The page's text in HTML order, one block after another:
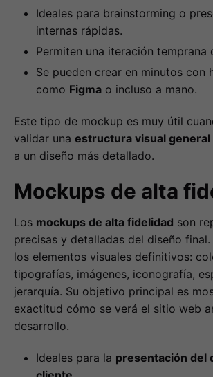
Ideales para brainstorming o
internas rápidas.
Permiten una iteración temprana
Se pueden crear en minutos con
como Figma o incluso a mano.
Este tipo de mockup es muy útil
validar una estructura visual general
a un diseño más detallado.
Mockups de alta
Los mockups de alta fidelidad son
precisas y detalladas del diseño
los elementos visuales definitivos:
tipografías, imágenes, iconografía,
jerarquía. Su objetivo principal es
exactitud cómo se verá el sitio web
desarrollo.
Ideales para la presentación del